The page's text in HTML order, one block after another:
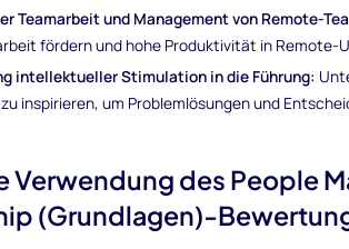
Teamarbeit und Management von Remote-
fördern und hohe Produktivität in
intellektueller Stimulation in die Führung:
inspirieren, um Problemlösungen und
Verwendung des People
(Grundlagen)-